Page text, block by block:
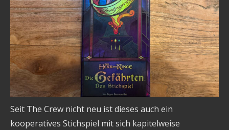
Seit The Crew nicht neu ist dieses auch ein
kooperatives Stichspiel mit sich kapitelweise